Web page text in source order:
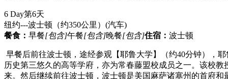
6 Day第6天
纽约---波士顿（约350公里） (汽车)
餐食： 早餐[包含]午餐[包含]晚餐[包含]住宿： 波士顿
早餐后前往波士顿，途经参观【耶鲁大学】（约40分钟），
历史第三悠久的高等学府，亦为常春藤盟校成员之一。该校
来。然后继续前往波士顿，波士顿是美国麻萨诸塞州的首府